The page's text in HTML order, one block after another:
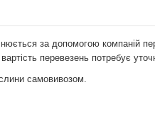
за допомогою компаній
перевезень потребує
самовивозом.